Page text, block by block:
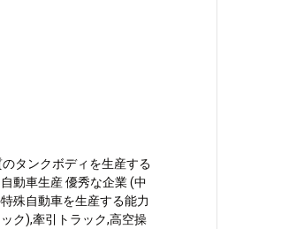
タンクボディを生産する
動車生産 優秀な企業 (中
殊自動車を生産する能力
ク),牽引トラック,高空操